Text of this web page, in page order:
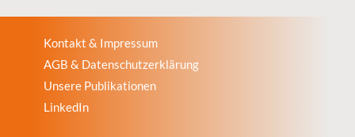
Kontakt & Impressum
AGB & Datenschutzerklärung
Unsere Publikationen
LinkedIn